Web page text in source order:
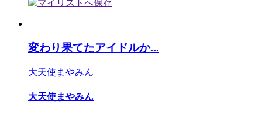
変わり果てたアイドルか...
大天使まやみん
大天使まやみん